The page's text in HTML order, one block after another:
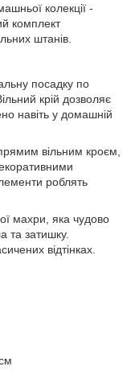
колекції -
комплект
штанів.
посадку по
крій дозволяє
навіть у домашній
вільним кроєм,
роблять
махри, яка чудово
та затишку.
відтінках.